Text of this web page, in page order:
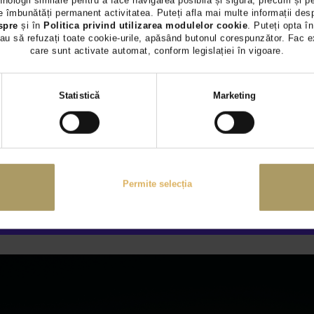
îmbunătăți permanent activitatea. Puteți afla mai multe informații
și în Politica privind utilizarea modulelor cookie. Puteți opta
să refuzați toate cookie-urile, apăsând butonul corespunzător. Fac
care sunt activate automat, conform legislației în vigoare.
consimțământului
Statistică Marketing
Permite selecția
Confort și dinamică:
Siguranță: tehnologie
Personalizare
Întrebări frecvente (FAQ)
Mercedes-Benz rescrie standardele segmentului premium cu
sunt noi sau reproiectate — noua
nu este o
lux in 2026.
sau pur si simplu esti curios ce aduce nou cel mai